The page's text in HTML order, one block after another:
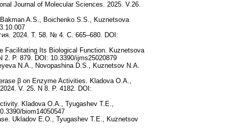
Journal of Molecular Sciences. 2025. V.26.
A.S., Boichenko S.S., Kuznetsova
2024. Т. 58. № 4. С. 665–680. DOI:
Facilitating Its Biological Function. Kuznetsova
P. 879. DOI: 10.3390/ijms25020879
N.A., Novopashina D.S., Kuznetsov N.A.
β on Enzyme Activities. Kladova O.A.,
V. 25. N 8. P. 4182. DOI:
Kladova O.A., Tyugashev T.E.,
biom14050547
Ukladov E.O., Tyugashev T.E., Kuznetsov